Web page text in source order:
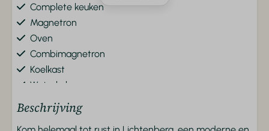
Complete keuken
Magnetron
Oven
Combimagnetron
Koelkast
Waterkoker
Veiligheid
Beschrijving